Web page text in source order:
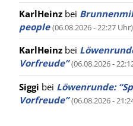
KarlHeinz bei
people (06.08.2026 - 22:27 Uhr)
KarlHeinz bei
Vorfreude” (06.08.2026 -
Siggi bei Löwenrunde:
Vorfreude” (06.08.2026 -